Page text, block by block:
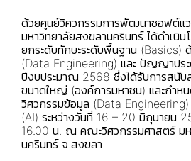
ด้วยศูนย์วิศวกรรมการพัฒนาซอฟต์แ
มหาวิทยาลัยสงขลานครินทร์ ได้ดำเนิน
ยกระดับทักษะระดับพื้นฐาน (Basics)
(Data Engineering) และ ปัญญาประ
ปีงบประมาณ 2568 ซึ่งได้รับการสนั
ขนาดใหญ่ (องค์การมหาชน) และกำห
วิศวกรรมข้อมูล (Data
(AI) ระหว่างวันที่ 16 – 20 มิถุนายน
16.00 น. ณ คณะวิศวกรรมศาสตร์ ม
นครินทร์ จ.สงขลา